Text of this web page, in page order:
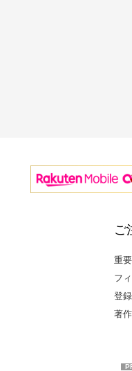
ご
重
フ
登
著